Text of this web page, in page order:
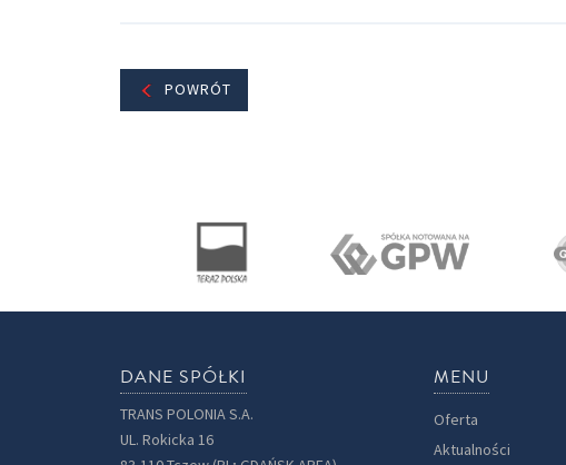
POWRÓT
DANE SPÓŁKI
TRANS POLONIA S.A.
UL. Rokicka 16
MENU
Oferta
Aktualności